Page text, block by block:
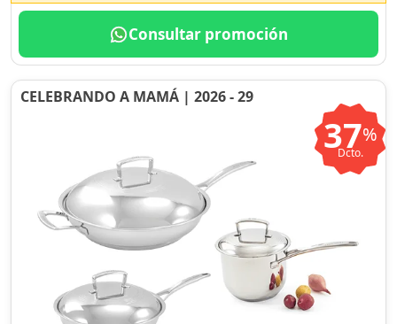
Consultar promoción
CELEBRANDO A MAMÁ | 2026 - 29
37%
Dcto.